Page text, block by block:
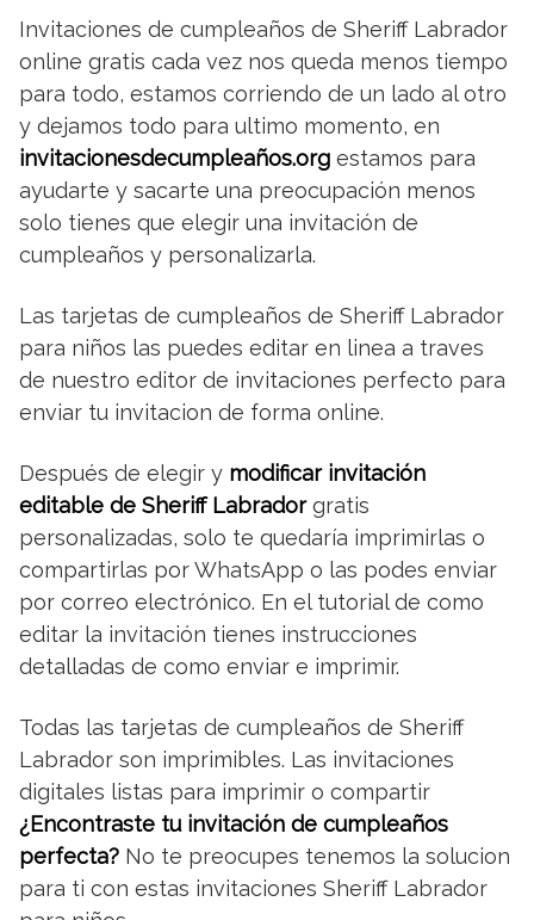
Invitaciones de cumpleaños de Sheriff Labrador
online gratis cada vez nos queda menos tiempo
para todo, estamos corriendo de un lado al otro
y dejamos todo para ultimo momento, en
invitacionesdecumpleaños.org estamos para
ayudarte y sacarte una preocupación menos
solo tienes que elegir una invitación de
cumpleaños y personalizarla.
Las tarjetas de cumpleaños de Sheriff Labrador
para niños las puedes editar en linea a traves
de nuestro editor de invitaciones perfecto para
enviar tu invitacion de forma online.
Después de elegir y modificar invitación
editable de Sheriff Labradorgratis
personalizadas, solo te quedaría imprimirlas o
compartirlas por WhatsApp o las podes enviar
por correo electrónico. En el tutorial de como
editar la invitación tienes instrucciones
detalladas de como enviar e imprimir.
Todas las tarjetas de cumpleaños de Sheriff
Labrador son imprimibles. Las invitaciones
digitales listas para imprimir o compartir
¿Encontraste tu invitación de cumpleaños
perfecta? No te preocupes tenemos la solucion
para ti con estas invitaciones Sheriff Labrador